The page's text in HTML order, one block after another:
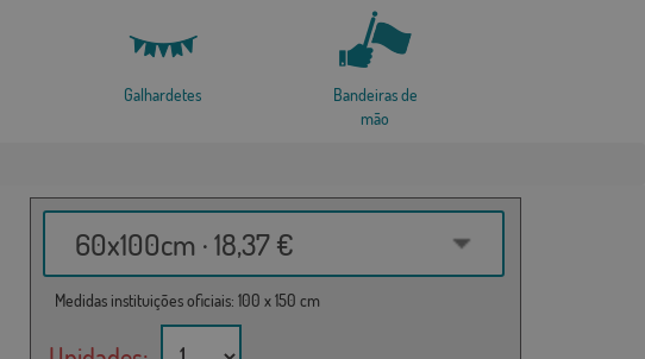
Galhardetes
Bandeiras de
mão
60x100cm · 18,37 €
Medidas instituições oficiais: 100 x 150 cm